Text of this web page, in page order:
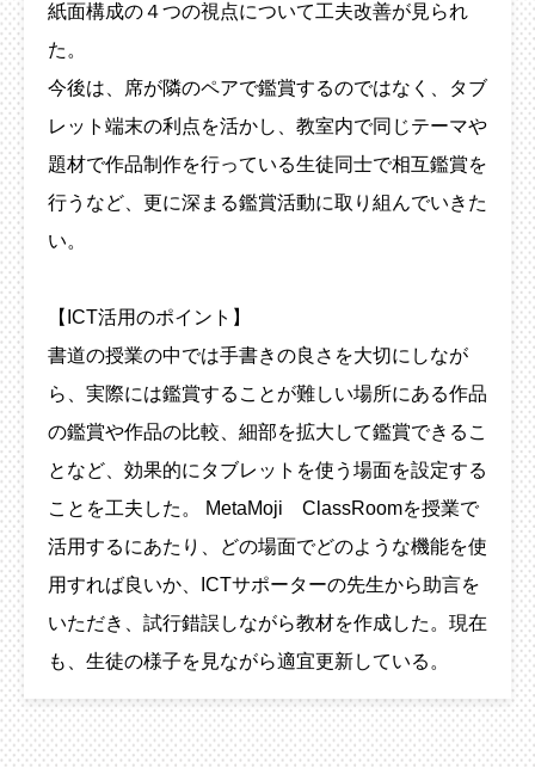
紙面構成の４つの視点について工夫改善が見られ
た。
今後は、席が隣のペアで鑑賞するのではなく、タブ
レット端末の利点を活かし、教室内で同じテーマや
題材で作品制作を行っている生徒同士で相互鑑賞を
行うなど、更に深まる鑑賞活動に取り組んでいきた
い。
【ICT活用のポイント】
書道の授業の中では手書きの良さを大切にしなが
ら、実際には鑑賞することが難しい場所にある作品
の鑑賞や作品の比較、細部を拡大して鑑賞できるこ
となど、効果的にタブレットを使う場面を設定する
ことを工夫した。 MetaMoji ClassRoomを授業で
活用するにあたり、どの場面でどのような機能を使
用すれば良いか、ICTサポーターの先生から助言を
いただき、試行錯誤しながら教材を作成した。現在
も、生徒の様子を見ながら適宜更新している。